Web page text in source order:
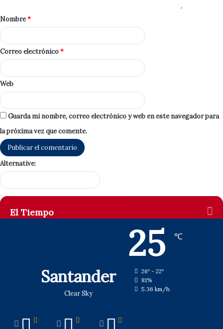
Nombre*
Correo electrónico*
Web
Guarda mi nombre, correo electrónico y web en este navegador para
la próxima vez que comente.
Alternative:
El Tiempo
Santander
Clear Sky
25 ℃
26º - 22º
81%
5.36 km/h